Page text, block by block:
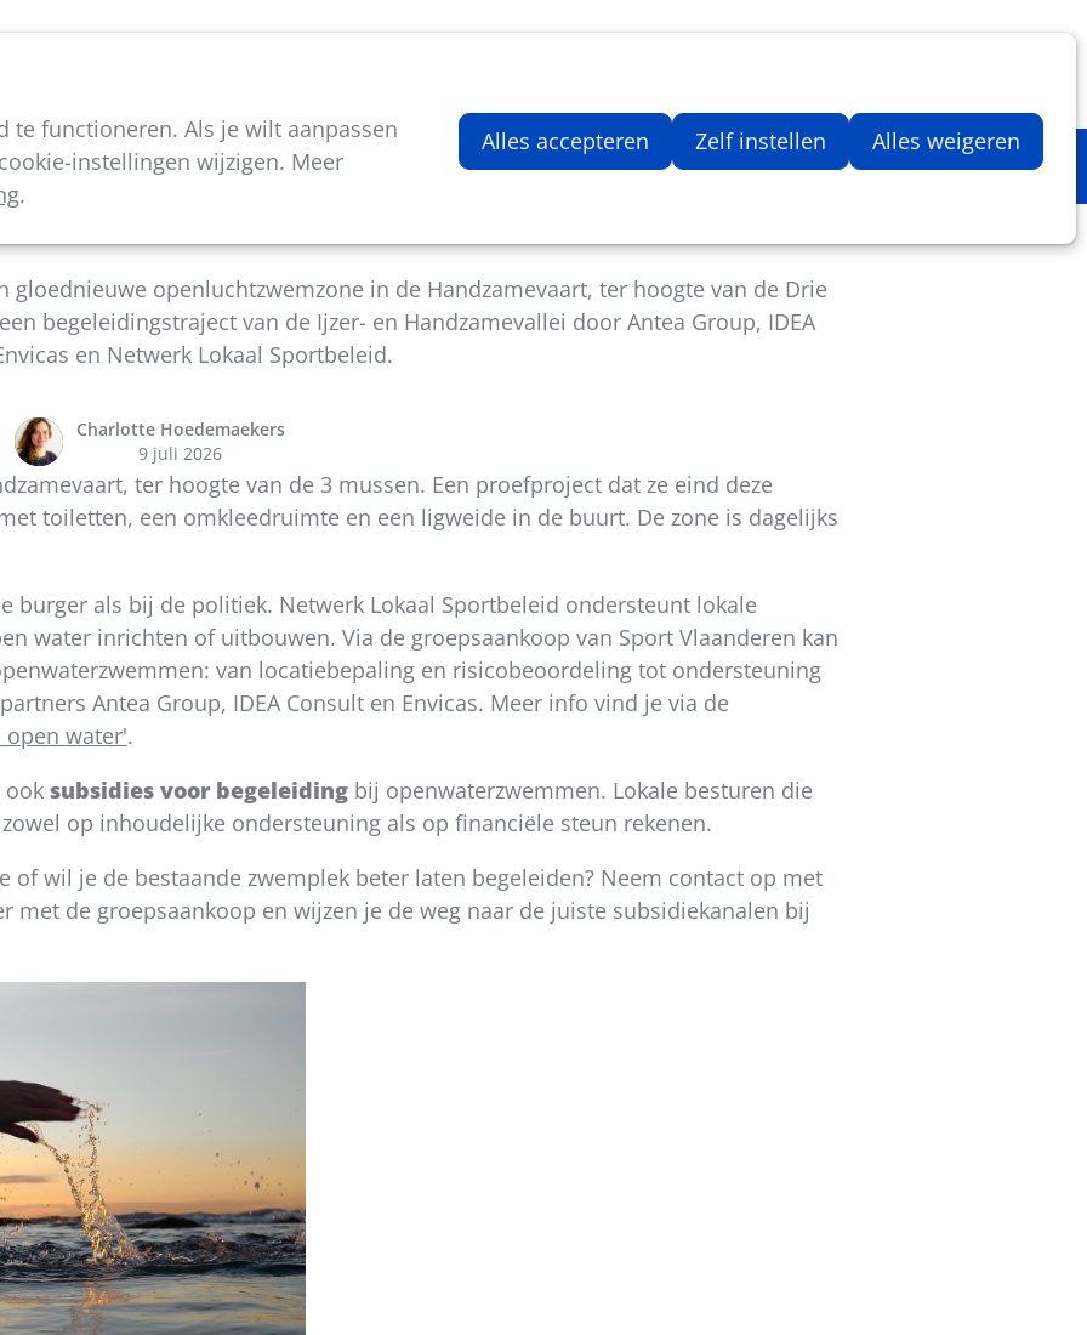
te functioneren. Als je wilt aanpassen
instellingen wijzigen. Meer
.
Alles accepteren Zelf instellen Alles weigeren
Aantal artikelen in
opent nieuwe zwemzone
openluchtzwemzone in de Handzamevaart, ter hoogte van de Drie
begeleidingstraject van de Ijzer- en Handzamevallei door Antea Group, IDEA
en Netwerk Lokaal Sportbeleid.
Charlotte Hoedemaekers
9 juli 2026
ter hoogte van de 3 mussen. Een proefproject dat ze eind deze
toiletten, een omkleedruimte en een ligweide in de buurt. De zone is dagelijks
burger als bij de politiek. Netwerk Lokaal Sportbeleid ondersteunt lokale
water inrichten of uitbouwen. Via de groepsaankoop van Sport Vlaanderen kan
van locatiebepaling en risicobeoordeling tot ondersteuning
Antea Group, IDEA Consult en Envicas. Meer info vind je via de
water'.
ook subsidies voor begeleiding bij openwaterzwemmen. Lokale besturen die
op inhoudelijke ondersteuning als op financiële steun rekenen.
wil je de bestaande zwemplek beter laten begeleiden? Neem contact op met
met de groepsaankoop en wijzen je de weg naar de juiste subsidiekanalen bij